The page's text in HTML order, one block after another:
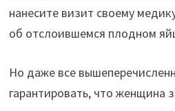
нанесите визит своему
об отслоившемся плодном
Но даже все
гарантировать, что женщина